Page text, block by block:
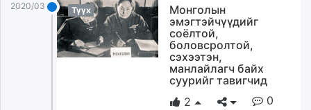
2020/03/12 Түүх
Монголын
эмэгтэйчүүдийг
соёлтой,
боловсролтой,
сэхээтэн,
манлайлагч байх
суурийг тавигчид
2
0